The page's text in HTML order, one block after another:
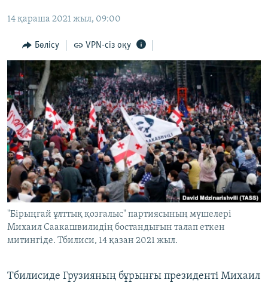
main
Navigation
to
Search
АДАМ ҚҰҚЫҚТАРЫ
ӘЛЕУМЕТ
ӘЛЕМ
АРНАЙЫ ЖОБАЛАР
Русский
ЖАЗЫЛЫҢЫЗ
Басқа тілдерде
14 қараша 2021 жыл, 09:00
Бөлісу VPN-сіз оқу
"Бірыңғай ұлттық қозғалыс" партиясының мүшелері
Михаил Саакашвилидің бостандығын талап еткен
митингіде. Тбилиси, 14 қазан 2021 жыл.
Тбилисиде Грузияның бұрынғы президенті Михаил